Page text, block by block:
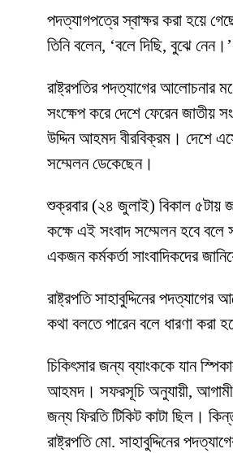
পদত্যাগপত্রে স্বাক্ষর করা হয়ে
তিনি বলেন, ‘বলে দিছি, বুঝে নেন।’
রাষ্ট্রপতির পদত্যাগের আলোচনার
সংক্ষেপ করে দেশে ফেরেন জাতীয়
উদ্দিন আহমদ বীরবিক্রম। দেশে
সম্মেলন ডেকেছেন।
শুক্রবার (২৪ জুলাই) বিকাল ৫টায়
কক্ষে এই সংবাদ সম্মেলন হবে বলে
একজন কর্মকর্তা সাংবাদিকদের
রাষ্ট্রপতি সাহাবুদ্দিনের পদত্যাগের
কথা বলতে পারেন বলে ধারণা করা
চিকিৎসার জন্য ব্যাংককে যান
আহমদ। সফরসূচি অনুযায়ী, আগামী
জন্য ফিরতি টিকিট কাটা ছিল।
রাষ্ট্রপতি মো. সাহাবুদ্দিনের